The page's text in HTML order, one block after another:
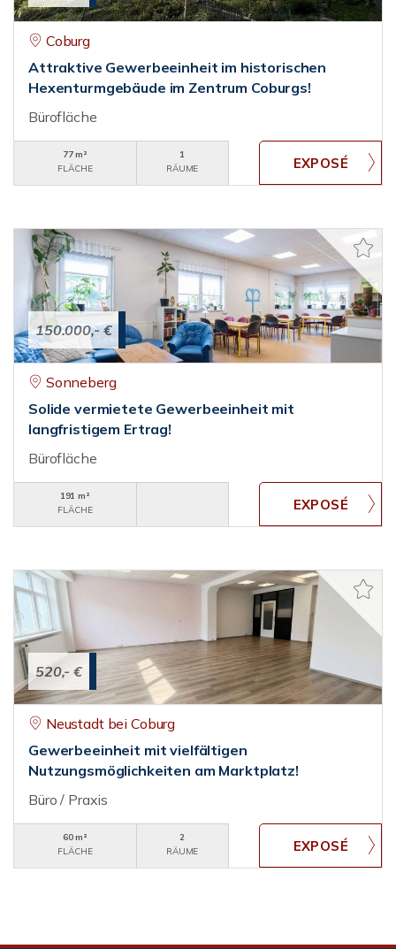
Coburg
Attraktive Gewerbeeinheit im historischen
Hexenturmgebäude im Zentrum Coburgs!
Bürofläche
77 m²
FLÄCHE
1
RÄUME
150.000,- €
Sonneberg
Solide vermietete Gewerbeeinheit mit
langfristigem Ertrag!
Bürofläche
191 m²
FLÄCHE
520,- €
Neustadt bei Coburg
Gewerbeeinheit mit vielfältigen
Nutzungsmöglichkeiten am Marktplatz!
Büro / Praxis
60 m²
FLÄCHE
2
RÄUME